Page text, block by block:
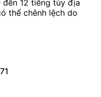
đến 12 tiếng tùy địa
thể chênh lệch do